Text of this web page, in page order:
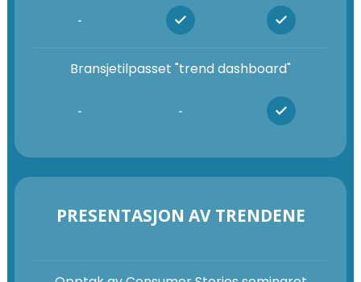
-
Bransjetilpasset "trend dashboard"
- -
PRESENTASJON AV TRENDENE